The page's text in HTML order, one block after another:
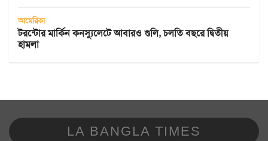
আমেরিকা
টরন্টোর মার্কিন কনস্যুলেটে আবারও গুলি, চলতি বছরে দ্বিতীয়
হামলা
LA BANGLA TIMES